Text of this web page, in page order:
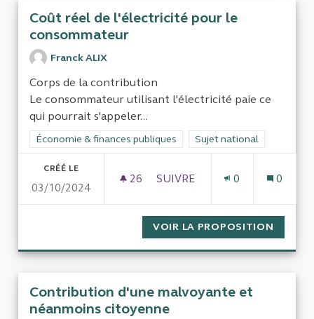
Coût réel de l'électricité pour le
consommateur
Franck ALIX
Corps de la contribution
Le consommateur utilisant l'électricité paie ce
qui pourrait s'appeler...
Filtrer les résultats de la catégorie : Économie & finances
Économie & finances publiques Filtrer les résultats pour
Sujet national
CRÉÉ LE
03/10/2024
26 26 ABONNÉS
SUIVRE
0 0
VOIR LA PROPOSITION
Contribution d'une malvoyante et
néanmoins citoyenne